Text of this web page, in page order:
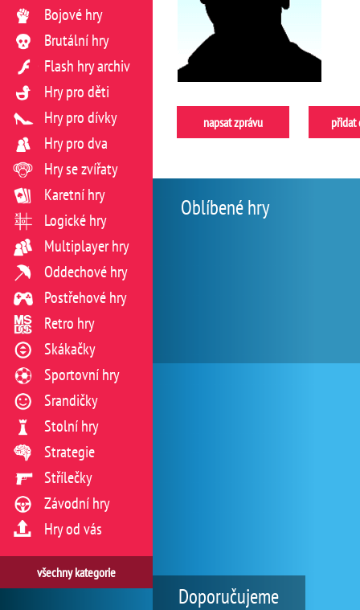
napsat zprávu přidat
Oblíbené hry
Bojové hry
Brutální hry
Flash hry archiv
Hry pro děti
Hry pro dívky
Hry pro dva
Hry se zvířaty
Karetní hry
Logické hry
Multiplayer hry
Oddechové hry
Postřehové hry
Retro hry
Skákačky
Sportovní hry
Srandičky
Stolní hry
Strategie
Střílečky
Závodní hry
Hry od vás
všechny kategorie
Doporučujeme